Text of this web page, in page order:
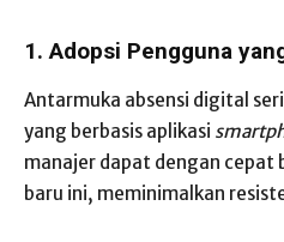
1. Adopsi Pengguna
Antarmuka absensi digital
yang berbasis aplikasi
manajer dapat dengan cepat
baru ini, meminimalkan